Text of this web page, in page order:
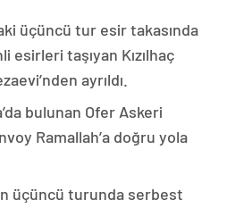
üçüncü tur esir takasında
esirleri taşıyan Kızılhaç
ayrıldı.
bulunan Ofer Askeri
Ramallah’a doğru yola
üçüncü turunda serbest